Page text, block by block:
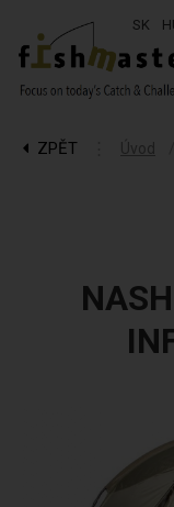
SK
ZPĚT Úvod